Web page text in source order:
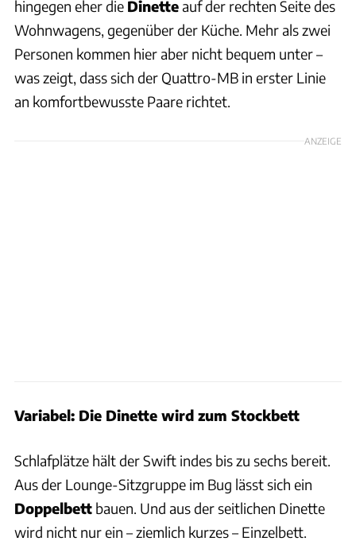
hingegen eher die Dinetteauf der rechten Seite des
Wohnwagens, gegenüber der Küche. Mehr als zwei
Personen kommen hier aber nicht bequem unter –
was zeigt, dass sich der Quattro-MB in erster Linie
an komfortbewusste Paare richtet.
ANZEIGE
Variabel: Die Dinette wird zum Stockbett
Schlafplätze hält der Swift indes bis zu sechs bereit.
Aus der Lounge-Sitzgruppe im Bug lässt sich ein
Doppelbett bauen. Und aus der seitlichen Dinette
wird nicht nur ein – ziemlich kurzes – Einzelbett.